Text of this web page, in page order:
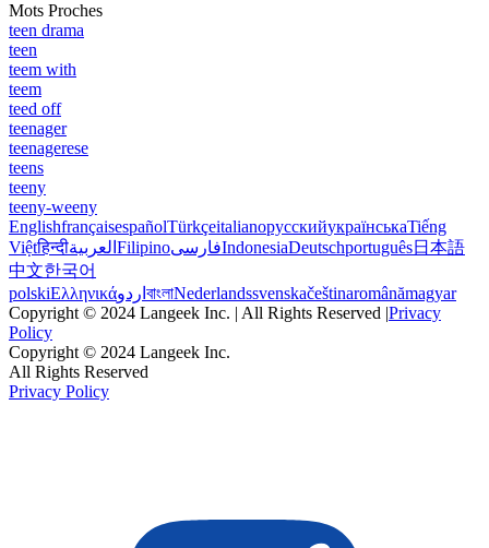
Mots Proches
teen drama
teen
teem with
teem
teed off
teenager
teenagerese
teens
teeny
teeny-weeny
EnglishfrançaisespañolTürkçeitalianoрусскийукраїнськаTiếng
Việtहिन्दीالعربية FilipinoفارسیIndonesiaDeutschportuguês日本語
中文한국어
polskiΕλληνικάاردو বাংলাNederlandssvenskačeštinaromânămagyar
Copyright © 2024 Langeek Inc. | All Rights Reserved |Privacy
Policy
Copyright © 2024 Langeek Inc.
All Rights Reserved
Privacy Policy